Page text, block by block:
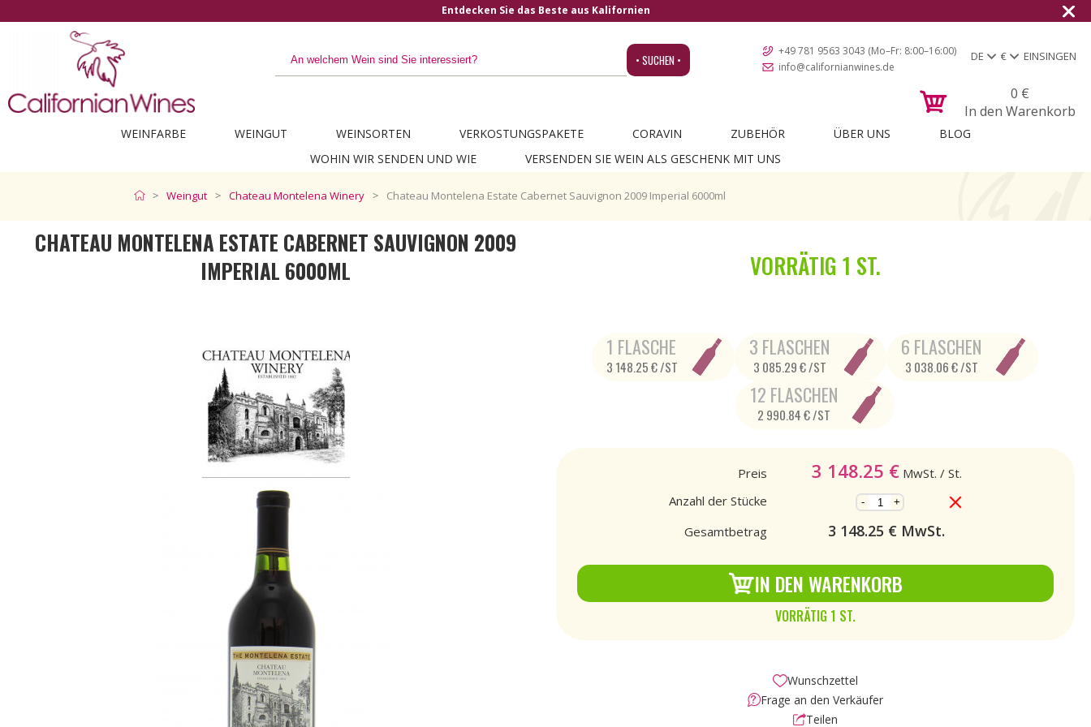
• SUCHEN •
+49 781 9563 3043 (Mo–Fr: 8:00–16:00)
info@californianwines.de
DE € EINSINGEN
0 €
In den Warenkorb
WEINFARBE WEINGUT WEINSORTEN VERKOSTUNGSPAKETE CORAVIN ZUBEHÖR ÜBER UNS
BLOG
WOHIN WIR SENDEN UND WIE
VERSENDEN SIE WEIN ALS GESCHENK MIT UNS
Weingut Chateau Montelena Winery Chateau Montelena Estate Cabernet Sauvignon 2009 Imperial 6000ml
CHATEAU MONTELENA ESTATE CABERNET SAUVIGNON 2009
IMPERIAL 6000ML
VORRÄTIG 1 ST.
1 FLASCHE
3 148.25 € /ST
3 FLASCHEN
3 085.29 € /ST
6 FLASCHEN
3 038.06 € /ST
12 FLASCHEN
2 990.84 € /ST
Preis 3 148.25 € MwSt. / St.
Anzahl der Stücke
- +
Gesamtbetrag 3 148.25 € MwSt.
IN DEN WARENKORB
VORRÄTIG 1 ST.
Wunschzettel
Frage an den Verkäufer
Teilen